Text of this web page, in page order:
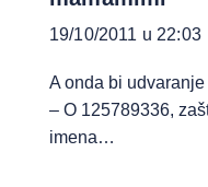
19/10/2011 u 22:03
A onda bi
– O 125789336,
imena…